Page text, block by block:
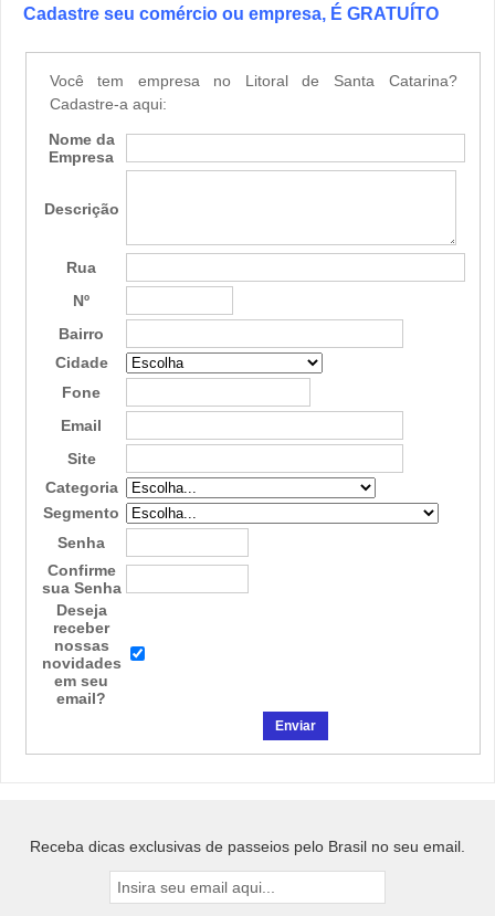
Cadastre seu comércio ou empresa, É GRATUÍTO
Você tem empresa no Litoral de Santa Catarina?
Cadastre-a aqui:
Nome da
Empresa
Descrição
Rua
Nº
Bairro
Cidade
Fone
Email
Site
Categoria
Segmento
Senha
Confirme
sua Senha
Deseja
receber
nossas
novidades
em seu
email?
Receba dicas exclusivas de passeios pelo Brasil no seu email.